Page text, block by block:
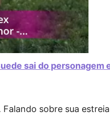
sai do personagem
Falando sobre sua